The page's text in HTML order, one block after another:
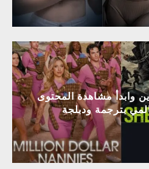
وابدأ مشاهدة المحتوى
بترجمة ودبلجة